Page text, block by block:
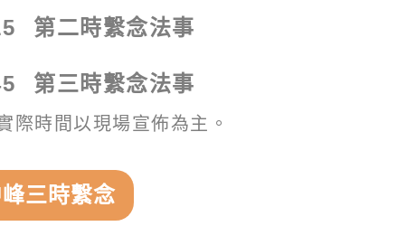
第二時繫念法事
第三時繫念法事
際時間以現場宣佈為主。
三時繫念